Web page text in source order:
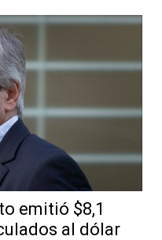
emitió $8,1
al dólar